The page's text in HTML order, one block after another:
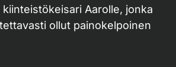
Aarolle, jonka
ollut painokelpoinen